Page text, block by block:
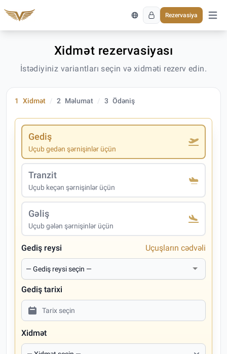
Rezervasiya
Əsas
Xidmət rezervasiyası
İstədiyiniz variantları seçin və xidməti rezerv edin.
1 Xidmət 2 Məlumat 3 Ödəniş
Gediş
Uçub gedən şərnişinlər üçün
Tranzit
Uçub keçən şərnişinlər üçün
Gəliş
Uçub gələn şərnişinlər üçün
Gediş reysi Uçuşların cədvəli
Gediş tarixi
Xidmət